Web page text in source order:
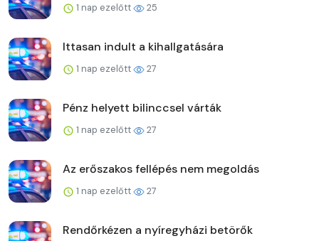
1 nap ezelőtt 25
Ittasan indult a kihallgatására
1 nap ezelőtt 27
Pénz helyett bilinccsel várták
1 nap ezelőtt 27
Az erőszakos fellépés nem megoldás
1 nap ezelőtt 27
Rendőrkézen a nyíregyházi betörők